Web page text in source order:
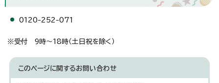
0120-252-071
※受付 9時～18時（土日祝を除く）
このページに関するお問い合わせ